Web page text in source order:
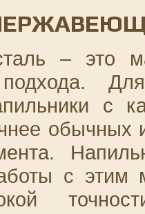
– это
подхода.
с
обычных
с этим